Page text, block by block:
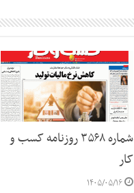
شماره ۳۵۶۸ روزنامه کسب و
کار
۱۴۰۵/۰۵/۱۶